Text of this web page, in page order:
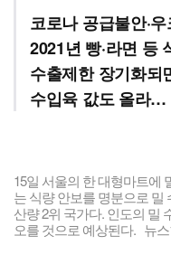
코로나 공급불안·
2021년 빵·라면 등
수출제한 장기화되
수입육 값도 올라…
15일 서울의 한 대형마트에
는 식량 안보를 명분으로 밀
산량 2위 국가다. 인도의 밀
오를 것으로 예상된다. 뉴스